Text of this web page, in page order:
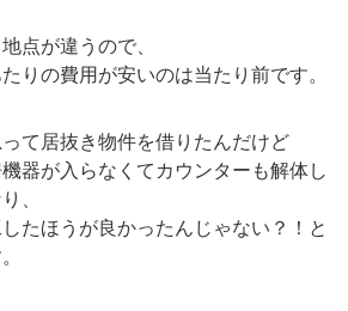
点が違うので、
りの費用が安いのは当たり前です。
て居抜き物件を借りたんだけど
器が入らなくてカウンターも解体し
、
たほうが良かったんじゃない？！と